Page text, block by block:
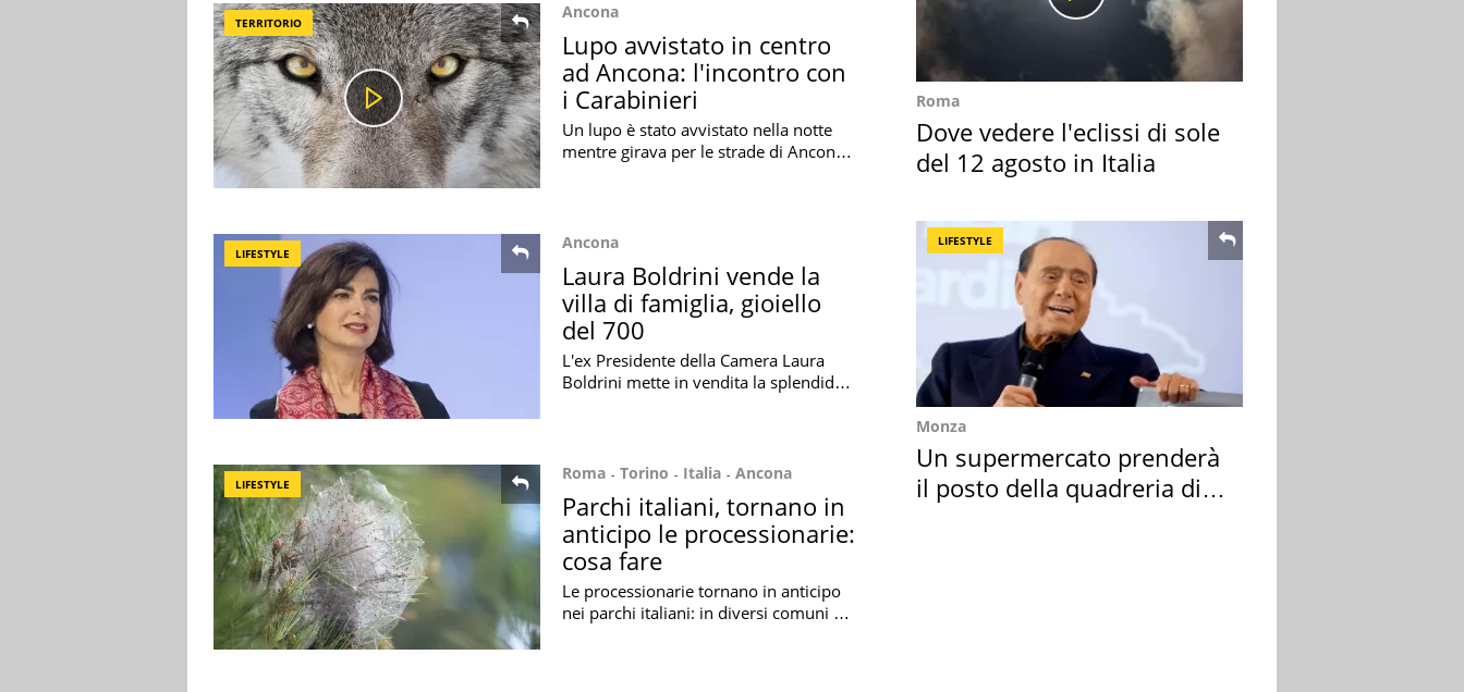
TERRITORIO
Ancona
Lupo avvistato in centro
ad Ancona: l'incontro con
i Carabinieri
Un lupo è stato avvistato nella notte
mentre girava per le strade di Ancona
LIFESTYLE
Ancona
Laura Boldrini vende la
villa di famiglia, gioiello
del 700
L'ex Presidente della Camera Laura
Boldrini mette in vendita la splendida
LIFESTYLE
Roma Torino Italia Ancona
Parchi italiani, tornano in
anticipo le processionarie:
cosa fare
Le processionarie tornano in anticipo
nei parchi italiani: in diversi comuni è
Roma
Dove vedere l'eclissi di sole
del 12 agosto in Italia
LIFESTYLE
Monza
Un supermercato prenderà
il posto della quadreria di